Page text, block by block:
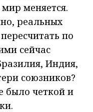
меняется.
реальных
по
сейчас
Индия,
союзников?
было четкой и